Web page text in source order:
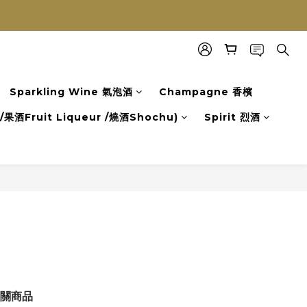
Sparkling Wine 氣泡酒 Champagne 香檳
果酒Fruit Liqueur /燒酒Shochu) Spirit 烈酒
商品